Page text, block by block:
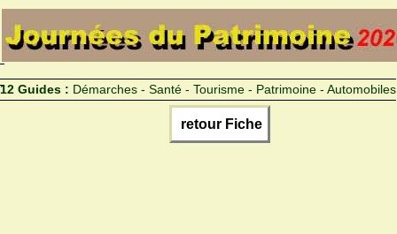
12 Guides : Démarches - Santé - Tourisme - Patrimoine - Automobiles
retour Fiche